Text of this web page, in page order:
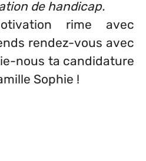
de handicap.
rime avec
rendez-vous avec
nous ta candidature
Sophie !